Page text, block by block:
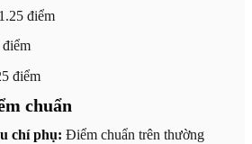
điểm
điểm
chuẩn
chí phụ: Điểm chuẩn trên thường